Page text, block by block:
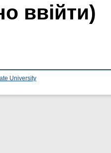
ввійти)
University